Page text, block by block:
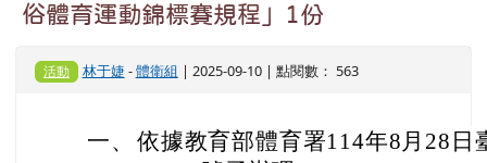
俗體育運動錦標賽規程」1份
活動 林于婕-體衛組 | 2025-09-10 | 點閱數： 563
一、 依據教育部體育署114年8月28日